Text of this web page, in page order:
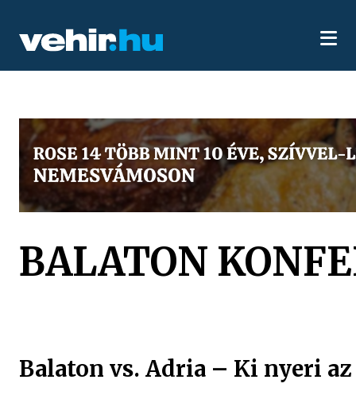
BALATON
Balaton vs. Adria – Ki nyeri